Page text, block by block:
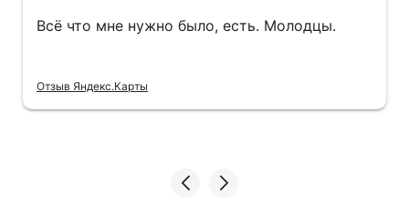
Всё что мне нужно было, есть. Молодцы.
Отзыв Яндекс.Карты